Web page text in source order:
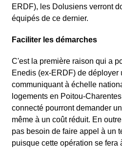
ERDF), les Dolusiens verront
équipés de ce dernier.
Faciliter les démarches
C'est la première raison qui a
Enedis (ex-ERDF) de déployer
communiquant à échelle
logements en Poitou-
connecté pourront demander
même à un coût réduit. En
pas besoin de faire appel à un
puisque cette opération se fera